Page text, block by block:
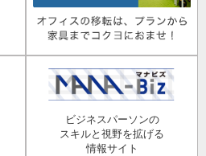
ビジネスパーソンの
スキルと視野を拡げる
情報サイト